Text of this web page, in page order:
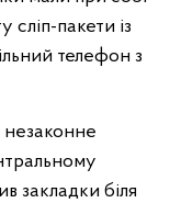
сліп-пакети із
телефон з
незаконне
закладки біля